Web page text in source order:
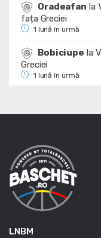
Oradeafan la
fața Greciei
1 lună în urmă
Bobiciupe la
Greciei
1 lună în urmă
LNBM